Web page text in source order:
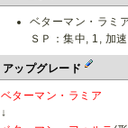
ベターマン・ラミ
ＳＰ：集中, 1, 加
アップグレード
ベターマン・ラミア
↓